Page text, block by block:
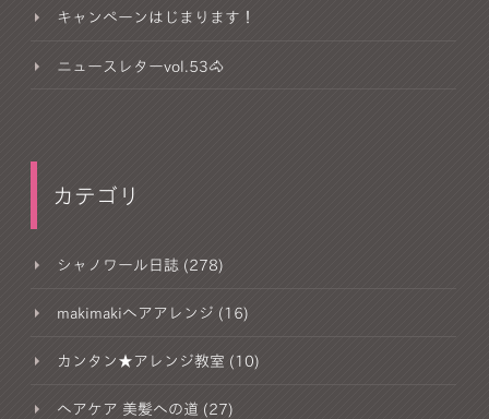
キャンペーンはじまります！
ニュースレターvol.53🐴
カテゴリ
シャノワール日誌 (278)
makimakiヘアアレンジ (16)
カンタン★アレンジ教室 (10)
ヘアケア 美髪への道 (27)